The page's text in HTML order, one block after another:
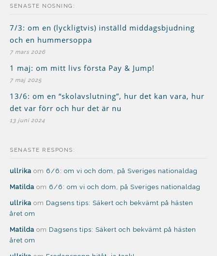
SENASTE NOSNING:
7/3: om en (lyckligtvis) inställd middagsbjudning
och en hummersoppa
7 mars 2026
1 maj: om mitt livs första Pay & Jump!
7 maj 2025
13/6: om en “skolavslutning”, hur det kan vara, hur
det var förr och hur det är nu
13 juni 2024
SENASTE RESPONS:
ullrika om 6/6: om vi och dom, på Sveriges nationaldag
Matilda om 6/6: om vi och dom, på Sveriges nationaldag
ullrika om Dagsens tips: Säkert och bekvämt på hästen
året om
Matilda om Dagsens tips: Säkert och bekvämt på hästen
året om